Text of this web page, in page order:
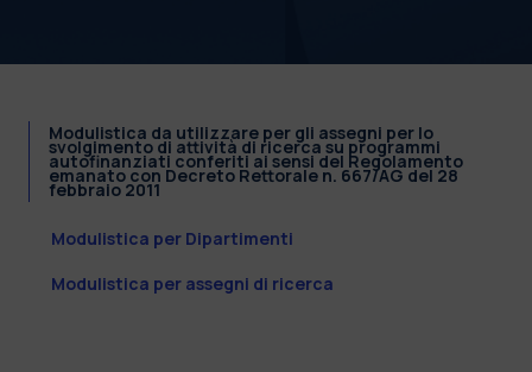
Modulistica da utilizzare per gli assegni per lo
svolgimento di attività di ricerca su programmi
autofinanziati conferiti ai sensi del Regolamento
emanato con Decreto Rettorale n. 667/AG del 28
febbraio 2011
Modulistica per Dipartimenti
Modulistica per assegni di ricerca